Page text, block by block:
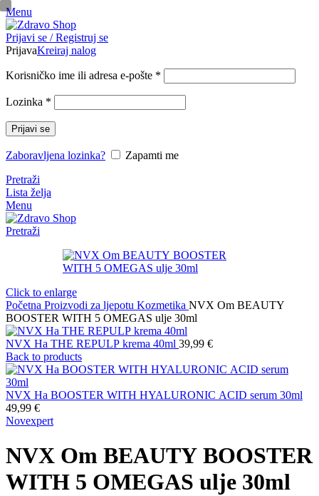
Menu
Prijavi se / Registruj se
PrijavaKreiraj nalog
Korisničko ime ili adresa e-pošte *
Lozinka *
Prijavi se
Zaboravljena lozinka?
Zapamti me
Pretraži
Lista želja
Menu
Pretraži
Click to enlarge
Početna Proizvodi za ljepotu Kozmetika NVX Om BEAUTY
BOOSTER WITH 5 OMEGAS ulje 30ml
NVX Ha THE REPULP krema 40ml 39,99 €
Back to products
NVX Ha BOOSTER WITH HYALURONIC ACID serum 30ml
49,99 €
Novexpert
NVX Om BEAUTY BOOSTER
WITH 5 OMEGAS ulje 30ml